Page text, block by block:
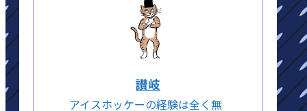
讃岐
アイスホッケーの経験は全く無